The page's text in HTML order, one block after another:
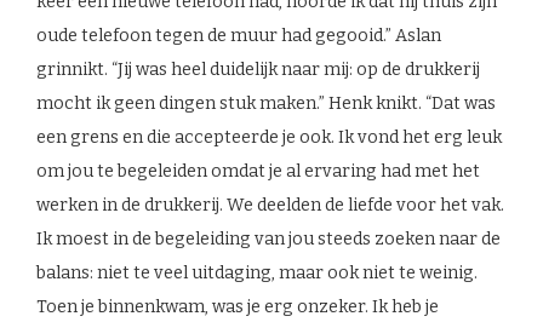
oude telefoon tegen de muur had gegooid.” Aslan
grinnikt. “Jij was heel duidelijk naar mij: op de drukkerij
mocht ik geen dingen stuk maken.” Henk knikt. “Dat was
een grens en die accepteerde je ook. Ik vond het erg leuk
om jou te begeleiden omdat je al ervaring had met het
werken in de drukkerij. We deelden de liefde voor het vak.
Ik moest in de begeleiding van jou steeds zoeken naar de
balans: niet te veel uitdaging, maar ook niet te weinig.
Toen je binnenkwam, was je erg onzeker. Ik heb je